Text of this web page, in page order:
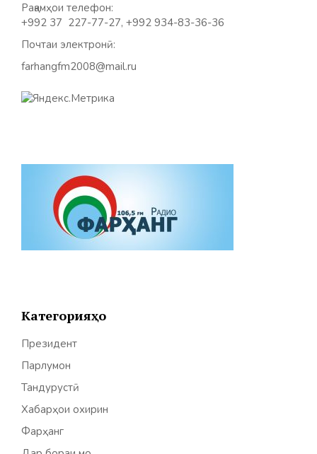
Рақамҳои телефон:
+992 37 227-77-27, +992 934-83-36-36
Почтаи электронӣ:
farhangfm2008@mail.ru
Категорияҳо
Президент
Парлумон
Тандурустӣ
Хабарҳои охирин
Фарҳанг